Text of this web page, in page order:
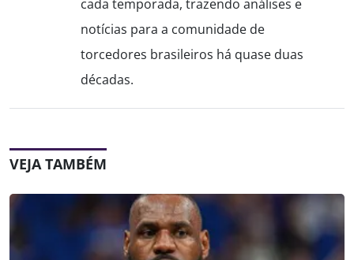
cada temporada, trazendo análises e
notícias para a comunidade de
torcedores brasileiros há quase duas
décadas.
VEJA TAMBÉM